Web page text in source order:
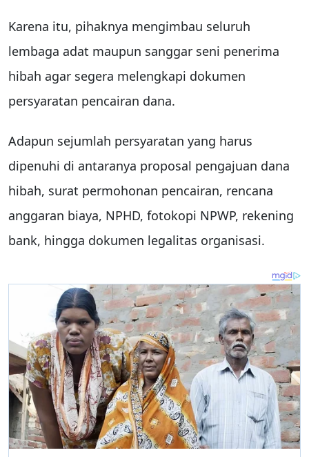
Karena itu, pihaknya mengimbau seluruh
lembaga adat maupun sanggar seni penerima
hibah agar segera melengkapi dokumen
persyaratan pencairan dana.
Adapun sejumlah persyaratan yang harus
dipenuhi di antaranya proposal pengajuan dana
hibah, surat permohonan pencairan, rencana
anggaran biaya, NPHD, fotokopi NPWP, rekening
bank, hingga dokumen legalitas organisasi.